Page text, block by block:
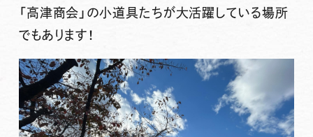
「高津商会」の小道具たちが大活躍している場所
でもあります！